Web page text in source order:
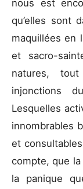
nous est
qu’elles sont
maquillées en
et sacro-
natures,
injonctions
Lesquelles
innombrables
et
compte, que la
la panique